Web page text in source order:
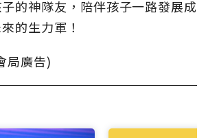
的神隊友，陪伴孩子一路發展成
的生力軍！
局廣告)